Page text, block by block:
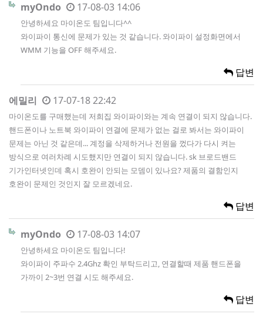
myOndo 17-08-03 14:06
안녕하세요 마이온도 팀입니다^^
와이파이 통신에 문제가 있는 것 같습니다. 와이파이 설정화면에서
WMM 기능을 OFF 해주세요.
답변
에밀리 17-07-18 22:42
마이온도를 구매했는데 저희집 와이파이와는 계속 연결이 되지 않습니다.
핸드폰이나 노트북 와이파이 연결에 문제가 없는 걸로 봐서는 와이파이
문제는 아닌 것 같은데... 계정을 삭제하거나 전원을 껐다가 다시 켜는
방식으로 여러차례 시도했지만 연결이 되지 않습니다. sk 브로드밴드
기가인터넷인데 혹시 호완이 안되는 모뎀이 있나요? 제품의 결함인지
호완이 문제인 것인지 잘 모르겠네요.
답변
myOndo 17-08-03 14:07
안녕하세요 마이온도 팀입니다!
와이파이 주파수 2.4Ghz 확인 부탁드리고, 연결할때 제품 핸드폰을
가까이 2~3번 연결 시도 해주세요.
답변